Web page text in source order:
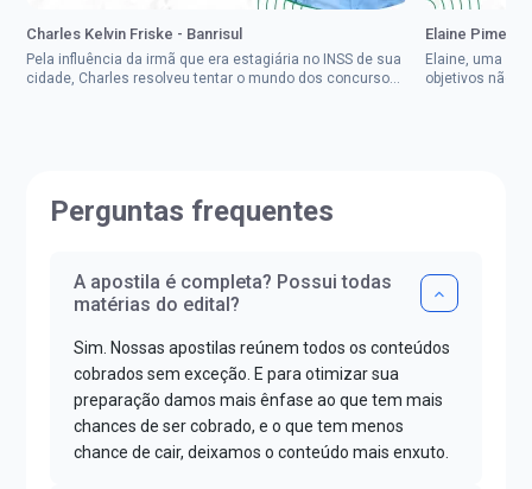
Charles Kelvin Friske - Banrisul
Pela influência da irmã que era estagiária no INSS de sua
cidade, Charles resolveu tentar o mundo dos concursos
Elaine
Elaine, uma
objetivos não
Perguntas frequentes
A apostila é completa? Possui todas
matérias do edital?
Sim. Nossas apostilas reúnem todos os conteúdos
cobrados sem exceção. E para otimizar sua
preparação damos mais ênfase ao que tem mais
chances de ser cobrado, e o que tem menos
chance de cair, deixamos o conteúdo mais enxuto.